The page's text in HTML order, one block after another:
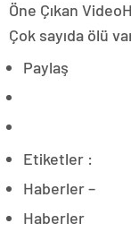
Öne Çıkan
Çok sayıda ölü
Paylaş
Etiketler :
Haberler –
Haberler